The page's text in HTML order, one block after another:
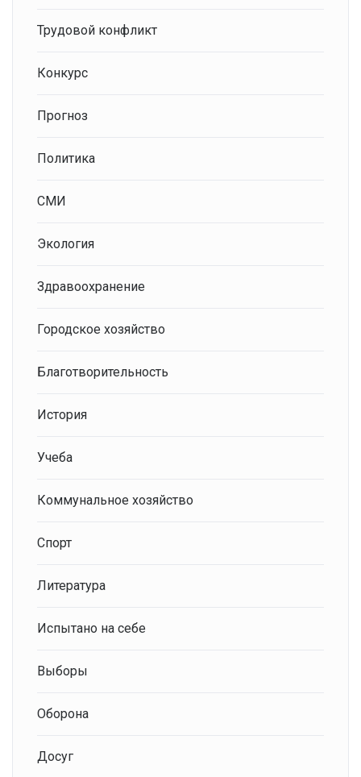
Трудовой конфликт
Конкурс
Прогноз
Политика
СМИ
Экология
Здравоохранение
Городское хозяйство
Благотворительность
История
Учеба
Коммунальное хозяйство
Спорт
Литература
Испытано на себе
Выборы
Оборона
Досуг